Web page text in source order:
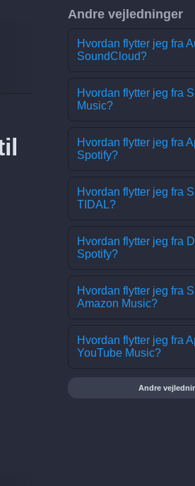
Andre vejledninger
Hvordan flytter jeg fra
SoundCloud?
Hvordan flytter jeg fra
Music?
Hvordan flytter jeg fra
Spotify?
Hvordan flytter jeg fra
TIDAL?
Hvordan flytter jeg fra
Spotify?
Hvordan flytter jeg fra
Amazon Music?
Hvordan flytter jeg fra
YouTube Music?
Andre